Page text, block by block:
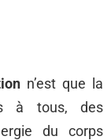
n’est que la
à tous, des
du corps